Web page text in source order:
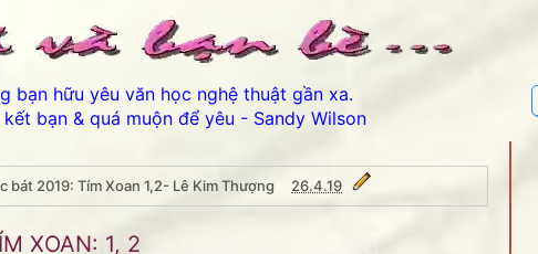
bạn hữu yêu văn học nghệ thuật gần xa.
bạn & quá muộn để yêu - Sandy Wilson
bát 2019: Tím Xoan 1,2- Lê Kim Thượng 26.4.19
Xoan 1,2- Lê Kim Thượng
XOAN: 1, 2